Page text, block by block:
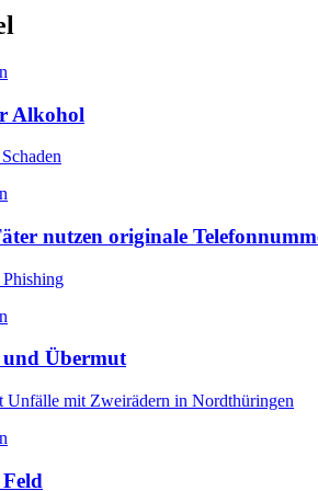
Alkohol
nutzen originale
Übermut
Unfälle mit Zweirädern in Nordthüringen